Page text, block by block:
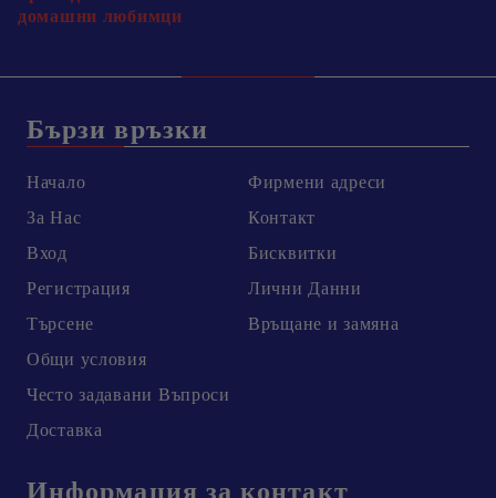
домашни любимци
Бързи връзки
Начало
За Нас
Вход
Регистрация
Търсене
Общи условия
Честo задавани Въпроси
Доставка
Фирмени адреси
Контакт
Бисквитки
Лични Данни
Връщане и замяна
Информация за контакт